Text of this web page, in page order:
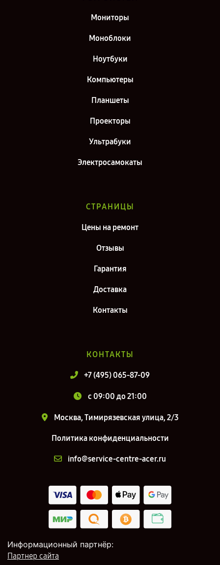
Мониторы
Моноблоки
Ноутбуки
Компьютеры
Планшеты
Проекторы
Ультрабуки
Электросамокаты
СТРАНИЦЫ
Цены на ремонт
Отзывы
Гарантия
Доставка
Контакты
КОНТАКТЫ
+7 (495) 065-87-09
c 09:00 до 21:00
Москва, Тимирязевская улица, 2/3
Политика конфиденциальности
info@service-centre-acer.ru
Информационный партнёр:
Партнер сайта